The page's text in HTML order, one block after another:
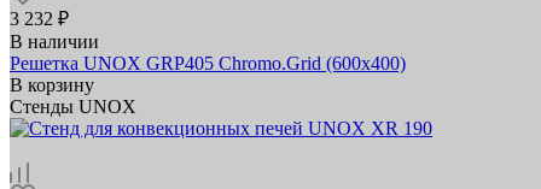
3 232 ₽
В наличии
Решетка UNOX GRP405 Chromo.Grid (600х400)
В корзину
Стенды UNOX